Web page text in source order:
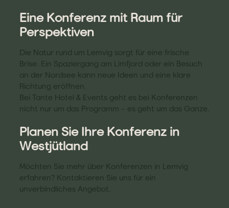
Eine Konferenz mit Raum für
Perspektiven
Die Natur rund um Lemvig sorgt für eine frische
Brise. Ein Spaziergang am Limfjord oder ein Besuch
an der Nordsee kann neue Ideen und eine klare
Richtung eröffnen.
Bei Tante Hotel & Events geht es bei Konferenzen
nicht nur um das Programm – es geht um das Ganze.
Planen Sie Ihre Konferenz in
Westjütland
Möchten Sie mehr über Konferenzen in Lemvig
erfahren? Kontaktieren Sie uns für ein
unverbindliches Angebot.